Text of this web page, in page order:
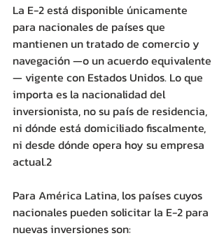
La E-2 está disponible únicamente
para nacionales de países que
mantienen un tratado de comercio y
navegación —o un acuerdo equivalente
— vigente con Estados Unidos. Lo que
importa es la nacionalidad del
inversionista, no su país de residencia,
ni dónde está domiciliado fiscalmente,
ni desde dónde opera hoy su empresa
actual.2
Para América Latina, los países cuyos
nacionales pueden solicitar la E-2 para
nuevas inversiones son: